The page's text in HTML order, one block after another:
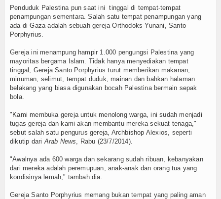
Gallery
Forum
Register
Penanganan Beralih ke Percepatan Pemulihan
Pencabutan Status Tuan Rumah FORNAS 2027
1 Agustus
Identitas Korban Belum Diketahui
Penduduk Palestina pun saat ini tinggal di tempat-tempat
penampungan sementara. Salah satu tempat penampungan yang
ada di Gaza adalah sebuah gereja Orthodoks Yunani, Santo
Porphyrius.
Gereja ini menampung hampir 1.000 pengungsi Palestina yang
mayoritas bergama Islam. Tidak hanya menyediakan tempat
tinggal, Gereja Santo Porphyrius turut memberikan makanan,
minuman, selimut, tempat duduk, mainan dan bahkan halaman
belakang yang biasa digunakan bocah Palestina bermain sepak
bola.
"Kami membuka gereja untuk menolong warga, ini sudah menjadi
tugas gereja dan kami akan membantu mereka sekuat tenaga,"
sebut salah satu pengurus gereja, Archbishop Alexios, seperti
dikutip dari Arab News , Rabu (23/7/2014).
"Awalnya ada 600 warga dan sekarang sudah ribuan, kebanyakan
dari mereka adalah peremupuan, anak-anak dan orang tua yang
kondisinya lemah," tambah dia.
Gereja Santo Porphyrius memang bukan tempat yang paling aman